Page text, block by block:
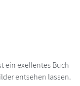
ein exellentes Buch
entsehen lassen.